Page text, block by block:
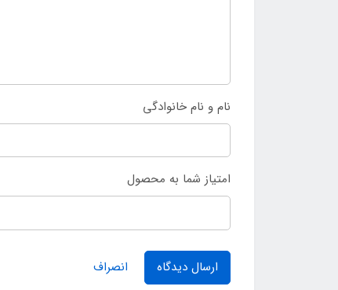
نام و نام خانوادگی
امتیاز شما به محصول
ارسال دیدگاه انصراف